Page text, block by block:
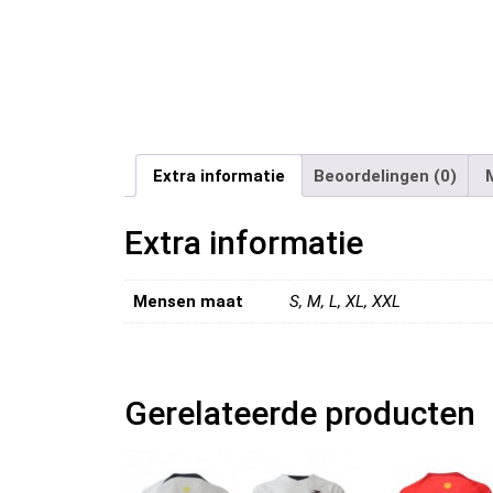
Extra informatie Beoordelingen (0)
Extra informatie
Mensen maat S, M, L, XL, XXL
Gerelateerde producten